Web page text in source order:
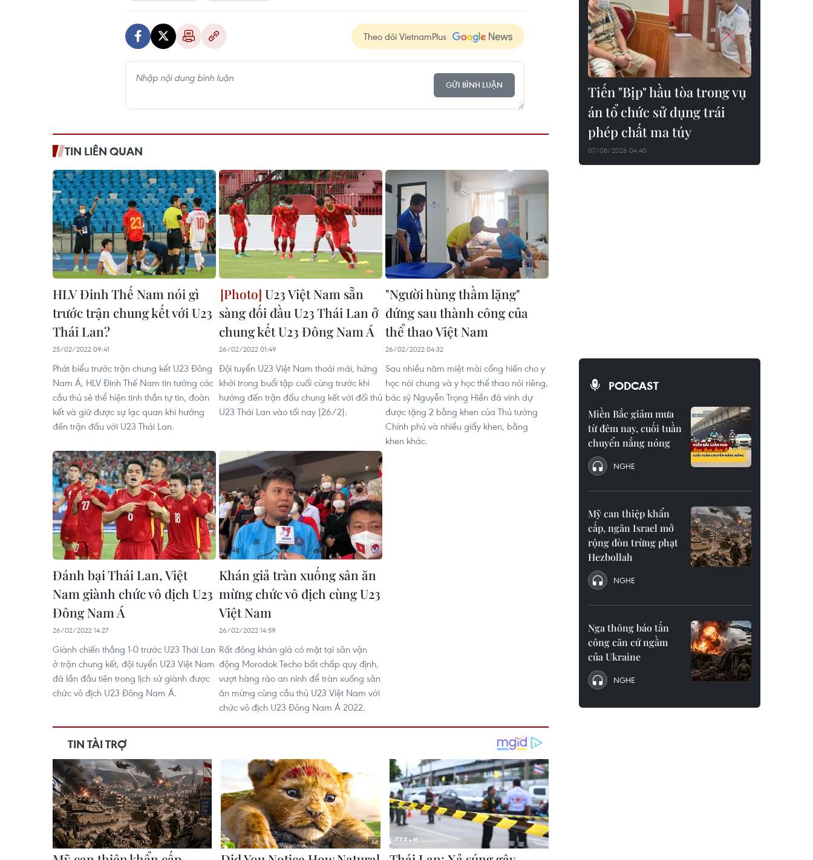
Theo dõi VietnamPlus
GỬI BÌNH LUẬN
TIN LIÊN QUAN
HLV Đinh Thế Nam nói gì
trước trận chung kết với U23
Thái Lan?
25/02/2022 09:41
Phát biểu trước trận chung kết U23 Đông
Nam Á, HLV Đinh Thế Nam tin tưởng các
cầu thủ sẽ thể hiện tinh thần tự tin, đoàn
kết và giữ được sự lạc quan khi hướng
đến trận đấu với U23 Thái Lan.
U23 Việt Nam sẵn
sàng đối đầu U23 Thái Lan ở
chung kết U23 Đông Nam Á
26/02/2022 01:49
Đội tuyển U23 Việt Nam thoải mái, hứng
khởi trong buổi tập cuối cùng trước khi
hướng đến trận đấu chung kết với đối thủ
U23 Thái Lan vào tối nay (26/2).
"Người hùng thầm lặng"
đứng sau thành công của
thể thao Việt Nam
26/02/2022 04:32
Sau nhiều năm miệt mài cống hiến cho y
học nói chung và y học thể thao nói riêng,
bác sỹ Nguyễn Trọng Hiền đã vinh dự
được tặng 2 bằng khen của Thủ tướng
Chính phủ và nhiều giấy khen, bằng
khen khác.
Đánh bại Thái Lan, Việt
Nam giành chức vô địch U23
Đông Nam Á
26/02/2022 14:27
Giành chiến thắng 1-0 trước U23 Thái Lan
ở trận chung kết, đội tuyển U23 Việt Nam
đã lần đầu tiên trong lịch sử giành được
chức vô địch U23 Đông Nam Á.
Khán giả tràn xuống sân ăn
mừng chức vô địch cùng U23
Việt Nam
26/02/2022 14:59
Rất đông khán giả có mặt tại sân vận
động Morodok Techo bất chấp quy định,
vượt hàng rào an ninh để tràn xuống sân
ăn mừng cùng cầu thủ U23 Việt Nam với
chức vô địch U23 Đông Nam Á 2022.
Tiến "Bịp" hầu tòa trong vụ
án tổ chức sử dụng trái
phép chất ma túy
07/08/2026 04:40
PODCAST
Miền Bắc giảm mưa
từ đêm nay, cuối tuần
chuyển nắng nóng
NGHE
Mỹ can thiệp khẩn
cấp, ngăn Israel mở
rộng đòn trừng phạt
Hezbollah
NGHE
Nga thông báo tấn
công căn cứ ngầm
của Ukraine
NGHE